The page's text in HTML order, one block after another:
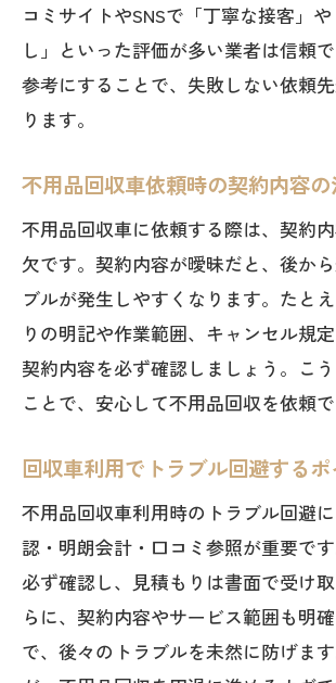
口コミや体験談で選ぶ信頼
者
不用品回収で後悔しない選
とは
験
不用品回収の満足度を高め
まとめ
コミサイトやSNSで「丁寧な接客」
し」といった評価が多い業者は信頼
参考にすることで、失敗しない依頼
ります。
不用品回収車依頼時の契約内容
不用品回収車に依頼する際は、契約
欠です。契約内容が曖昧だと、後か
ブルが発生しやすくなります。たと
りの明記や作業範囲、キャンセル規
契約内容を必ず確認しましょう。こ
ことで、安心して不用品回収を依頼で
回収車利用でトラブル回避する
不用品回収車利用時のトラブル回避
認・明朗会計・口コミ参照が重要で
必ず確認し、見積もりは書面で受け
らに、契約内容やサービス範囲も明
で、後々のトラブルを未然に防げま